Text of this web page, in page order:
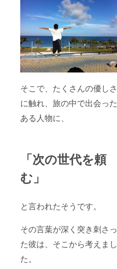
そこで、たくさんの優しさ
に触れ、旅の中で出会った
ある人物に、
「次の世代を頼
む」
と言われたそうです。
その言葉が深く突き刺さっ
た彼は、そこから考えまし
た。